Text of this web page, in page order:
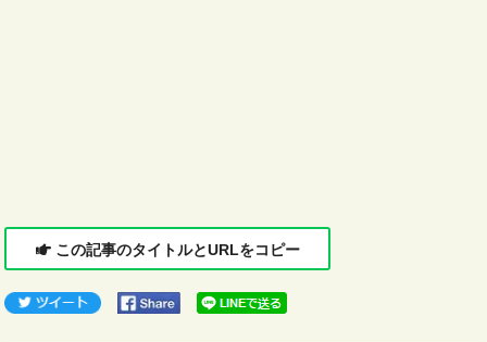
この記事のタイトルとURLをコピー